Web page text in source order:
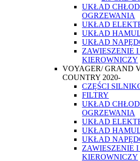
UKŁAD
OGRZEWANIA
UKŁAD
UKŁAD
UKŁAD
ZAWIESZENIE
KIEROWNICZY
VOYAGER/ GRAND
COUNTRY 2020-
CZĘŚCI
FILTRY
UKŁAD
OGRZEWANIA
UKŁAD
UKŁAD
UKŁAD
ZAWIESZENIE
KIEROWNICZY